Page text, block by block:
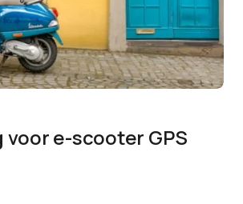
e-scooter GPS